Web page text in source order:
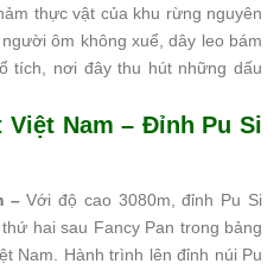
thực vật của khu rừng nguyên
ôm không xuể, dây leo bám
tích, nơi đây thu hút những dấu
Việt Nam – Đỉnh Pu Si
–Với độ cao 3080m, đỉnh Pu Si
hai sau Fancy Pan trong bảng
Nam. Hành trình lên đỉnh núi Pu